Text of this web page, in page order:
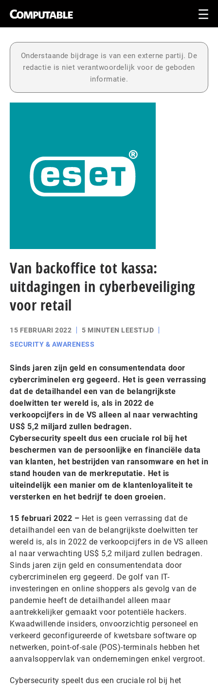
Onderstaande bijdrage is van een externe partij. De
redactie is niet verantwoordelijk voor de geboden
informatie.
Van backoffice tot kassa:
uitdagingen in cyberbeveiliging
voor retail
15 FEBRUARI 2022
5 MINUTEN LEESTIJD
SECURITY & AWARENESS
Sinds jaren zijn geld en consumentendata door
cybercriminelen erg gegeerd. Het is geen verrassing
dat de detailhandel een van de belangrijkste
doelwitten ter wereld is, als in 2022 de
verkoopcijfers in de VS alleen al naar verwachting
US$ 5,2 miljard zullen bedragen.
Cybersecurity speelt dus een cruciale rol bij het
beschermen van de persoonlijke en financiële data
van klanten, het bestrijden van ransomware en het in
stand houden van de merkreputatie. Het is
uiteindelijk een manier om de klantenloyaliteit te
versterken en het bedrijf te doen groeien.
15 februari 2022 – Het is geen verrassing dat de
detailhandel een van de belangrijkste doelwitten ter
wereld is, als in 2022 de verkoopcijfers in de VS alleen
al naar verwachting US$ 5,2 miljard zullen bedragen.
Sinds jaren zijn geld en consumentendata door
cybercriminelen erg gegeerd. De golf van IT-
investeringen en online shoppers als gevolg van de
pandemie heeft de detailhandel alleen maar
aantrekkelijker gemaakt voor potentiële hackers.
Kwaadwillende insiders, onvoorzichtig personeel en
verkeerd geconfigureerde of kwetsbare software op
netwerken, point-of-sale (POS)-terminals hebben het
aanvalsoppervlak van ondernemingen enkel vergroot.
Cybersecurity speelt dus een ​​cruciale rol bij het